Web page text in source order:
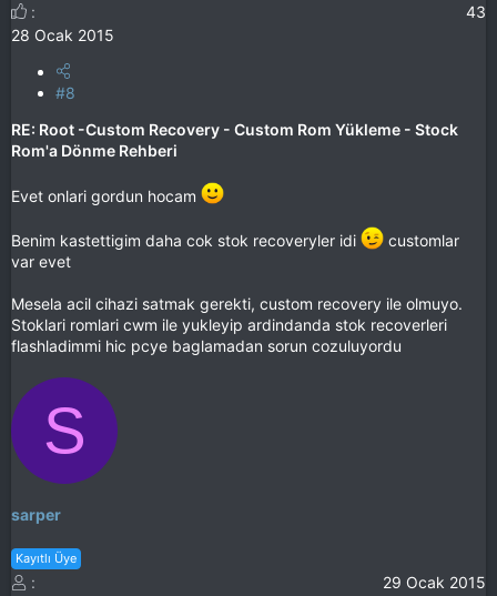
43
28 Ocak 2015
#8
RE: Root -Custom Recovery - Custom Rom Yükleme - Stock
Rom'a Dönme Rehberi
Evet onlari gordun hocam
Benim kastettigim daha cok stok recoveryler idi
customlar
var evet
Mesela acil cihazi satmak gerekti, custom recovery ile olmuyo.
Stoklari romlari cwm ile yukleyip ardindanda stok recoverleri
flashladimmi hic pcye baglamadan sorun cozuluyordu
S
sarper
Kayıtlı Üye
29 Ocak 2015